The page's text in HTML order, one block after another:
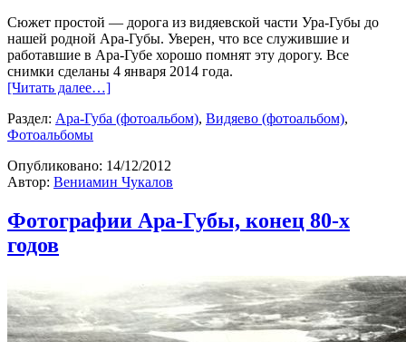
Сюжет простой — дорога из видяевской части Ура-Губы до
нашей родной Ара-Губы. Уверен, что все служившие и
работавшие в Ара-Губе хорошо помнят эту дорогу. Все
снимки сделаны 4 января 2014 года.
[Читать далее…]
Раздел: Ара-Губа (фотоальбом), Видяево (фотоальбом),
Фотоальбомы
Опубликовано: 14/12/2012
Автор: Вениамин Чукалов
Фотографии Ара-Губы, конец 80-х
годов